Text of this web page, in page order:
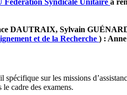
DAUTRAIX, Sylvain
et de la Recherche ) :
sur les missions
cadre des examens.